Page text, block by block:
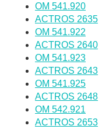
OM 541.920
ACTROS 2635
OM 541.922
ACTROS 2640
OM 541.923
ACTROS 2643
OM 541.925
ACTROS 2648
OM 542.921
ACTROS 2653